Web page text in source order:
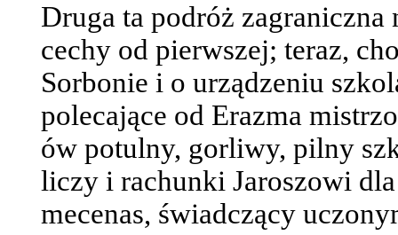
Druga ta podróż zagraniczna
cechy od pierwszej; teraz,
Sorbonie i o urządzeniu
polecające od Erazma
ów potulny, gorliwy, pilny
liczy i rachunki Jaroszowi
mecenas, świadczący